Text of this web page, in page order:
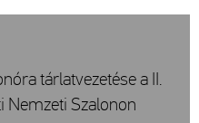
tárlatvezetése a II.
Nemzeti Szalonon